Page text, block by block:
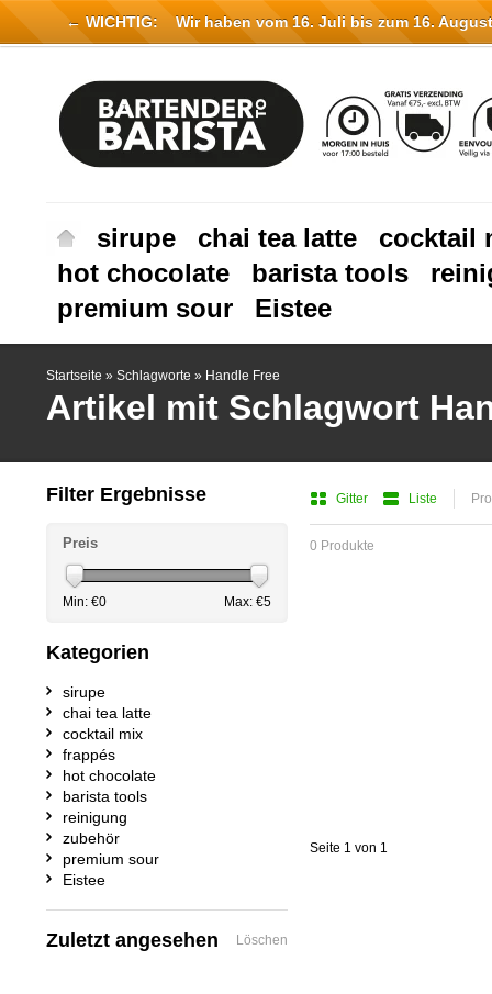
sirupe chai tea latte
cocktail
hot chocolate
barista tools
premium sour
Eistee
Startseite » Schlagworte » Handle Free
Artikel mit Schlagwort
Gitter Liste
0 Produkte
Seite 1 von 1
Filter Ergebnisse
Preis
Min: €0 Max: €5
Kategorien
sirupe
chai tea latte
cocktail mix
frappés
hot chocolate
barista tools
reinigung
zubehör
premium sour
Eistee
Zuletzt angesehen Löschen
← WICHTIG: Wir haben vom 16. Juli bis zum 16.